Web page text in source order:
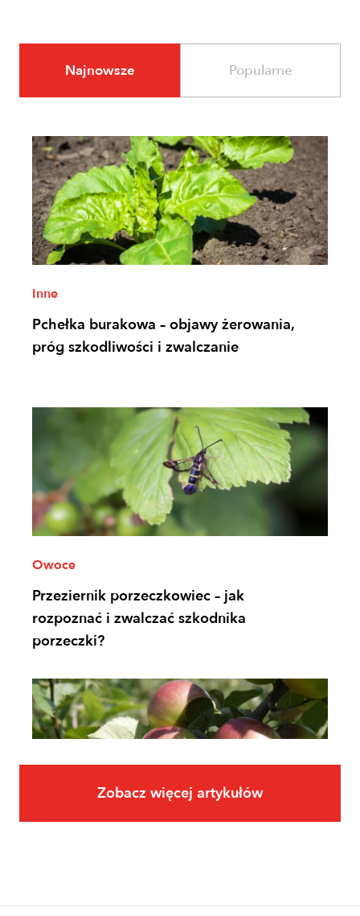
Najnowsze Popularne
Inne
Pchełka burakowa – objawy żerowania,
próg szkodliwości i zwalczanie
Owoce
Przeziernik porzeczkowiec – jak
rozpoznać i zwalczać szkodnika
porzeczki?
Zobacz więcej artykułów